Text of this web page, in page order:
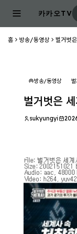
카카오TV
홈 방송/동영상 벌거벗
방송/동영상
벌거벗은
sukyungyi